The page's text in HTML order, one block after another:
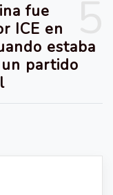
fue
ICE en
estaba
partido